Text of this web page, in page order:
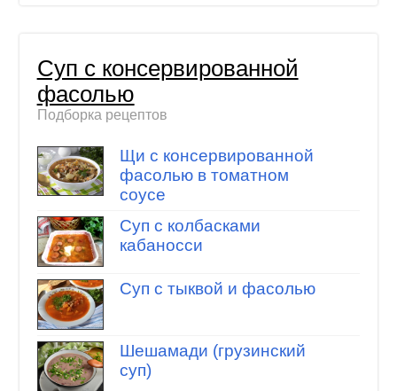
Суп с консервированной
фасолью
Подборка рецептов
Щи с консервированной
фасолью в томатном
соусе
Суп с колбасками
кабаносси
Суп с тыквой и фасолью
Шешамади (грузинский
суп)